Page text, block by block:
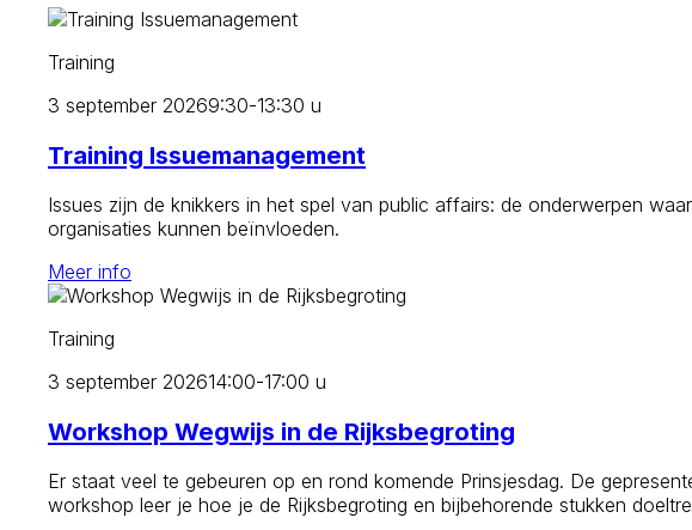
Training
3 september 20269:30-13:30 u
Training Issuemanagement
Issues zijn de knikkers in het spel van public affairs: de onderwerpen
organisaties kunnen beïnvloeden.
Meer info
Training
3 september 202614:00-17:00 u
Workshop Wegwijs in de Rijksbegroting
Er staat veel te gebeuren op en rond komende Prinsjesdag. De
workshop leer je hoe je de Rijksbegroting en bijbehorende stukken